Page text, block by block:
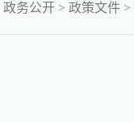
政务公开 > 政策文件 >